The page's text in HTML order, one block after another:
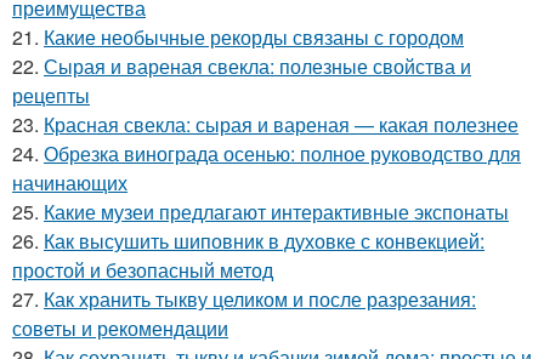
преимущества
21. Какие необычные рекорды связаны с городом
22. Сырая и вареная свекла: полезные свойства и
рецепты
23. Красная свекла: сырая и вареная — какая полезнее
24. Обрезка винограда осенью: полное руководство для
начинающих
25. Какие музеи предлагают интерактивные экспонаты
26. Как высушить шиповник в духовке с конвекцией:
простой и безопасный метод
27. Как хранить тыкву целиком и после разрезания:
советы и рекомендации